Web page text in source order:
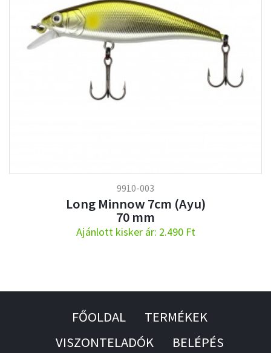
9910-003
Long Minnow 7cm (Ayu)
70 mm
Ajánlott kisker ár: 2.490 Ft
FŐOLDAL
TERMÉKEK
VISZONTELADÓK
BELÉPÉS